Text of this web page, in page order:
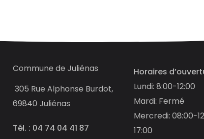
Commune de Juliénas
305 Rue Alphonse Burdot,
69840 Juliénas
Tél. : 04 74 04 41 87
Horaires
Lundi: 8:00-12:00
Mardi: Fermé
Mercredi: 08:00-
17:00